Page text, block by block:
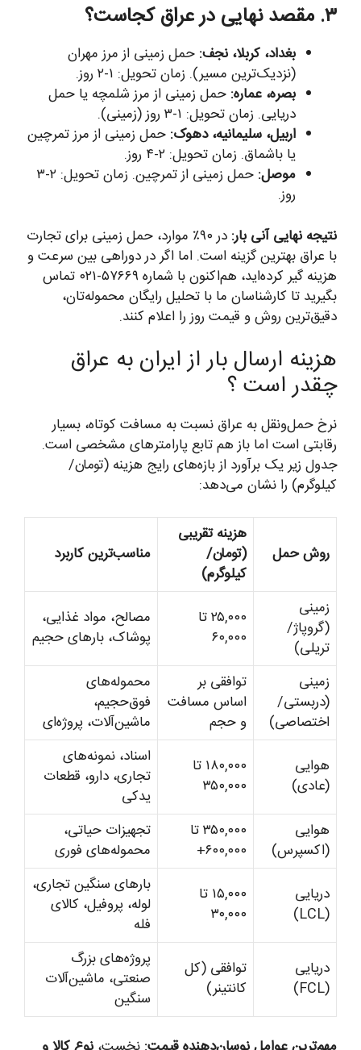
۳. مقصد نهایی در عراق کجاست؟
بغداد، کربلا، نجف: حمل زمینی از مرز مهران
(نزدیک‌ترین مسیر). زمان تحویل: ۱-۲ روز.
بصره، عماره: حمل زمینی از مرز شلمچه یا حمل
دریایی. زمان تحویل: ۱-۳ روز (زمینی).
اربیل، سلیمانیه، دهوک: حمل زمینی از مرز تمرچین
یا باشماق. زمان تحویل: ۲-۴ روز.
موصل:
حمل زمینی از تمرچین. زمان تحویل: ۲-۳
روز.
نتیجه نهایی آنی بار:
در ۹۰٪ موارد، حمل زمینی برای تجارت
با عراق بهترین گزینه است. اما اگر در دوراهی بین سرعت و
هزینه گیر کرده‌اید، هم‌اکنون با شماره ۵۷۶۶۹-۰۲۱ تماس
بگیرید تا کارشناسان ما با تحلیل رایگان محموله‌تان،
دقیق‌ترین روش و قیمت روز را اعلام کنند.
هزینه ارسال بار از ایران به عراق
چقدر است ؟
نرخ حمل‌ونقل به عراق نسبت به مسافت کوتاه، بسیار
رقابتی است اما باز هم تابع پارامترهای مشخصی است.
جدول زیر یک برآورد از بازه‌های رایج هزینه (تومان/
کیلوگرم) را نشان می‌دهد:
روش حمل
هزینه تقریبی
(تومان/
کیلوگرم)
مناسب‌ترین کاربرد
زمینی
(گروپاژ/
تریلی)
۲۵,۰۰۰ تا
۶۰,۰۰۰
مصالح، مواد غذایی،
پوشاک، بارهای حجیم
زمینی
(دربستی/
اختصاصی)
توافقی بر
اساس مسافت
و حجم
محموله‌های
فوق‌حجیم،
ماشین‌آلات، پروژه‌ای
هوایی
(عادی)
۱۸۰,۰۰۰ تا
۳۵۰,۰۰۰
اسناد، نمونه‌های
تجاری، دارو، قطعات
یدکی
هوایی
(اکسپرس)
۳۵۰,۰۰۰ تا
۶۰۰,۰۰۰+
تجهیزات حیاتی،
محموله‌های فوری
دریایی
(LCL)
۱۵,۰۰۰ تا
۳۰,۰۰۰
بارهای سنگین تجاری،
لوله، پروفیل، کالای
فله
دریایی
(FCL)
توافقی (کل
کانتینر)
پروژه‌های بزرگ
صنعتی، ماشین‌آلات
سنگین